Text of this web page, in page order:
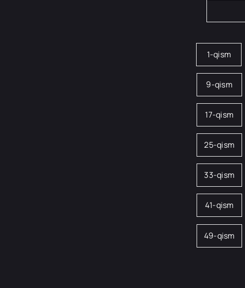
1-qism
9-qism
17-qism
25-qism
33-qism
41-qism
49-qism